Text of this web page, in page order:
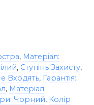
, Матеріал:
, Ступінь Захисту,
Входять, Гарантія:
, Матеріал
Чорний, Колір